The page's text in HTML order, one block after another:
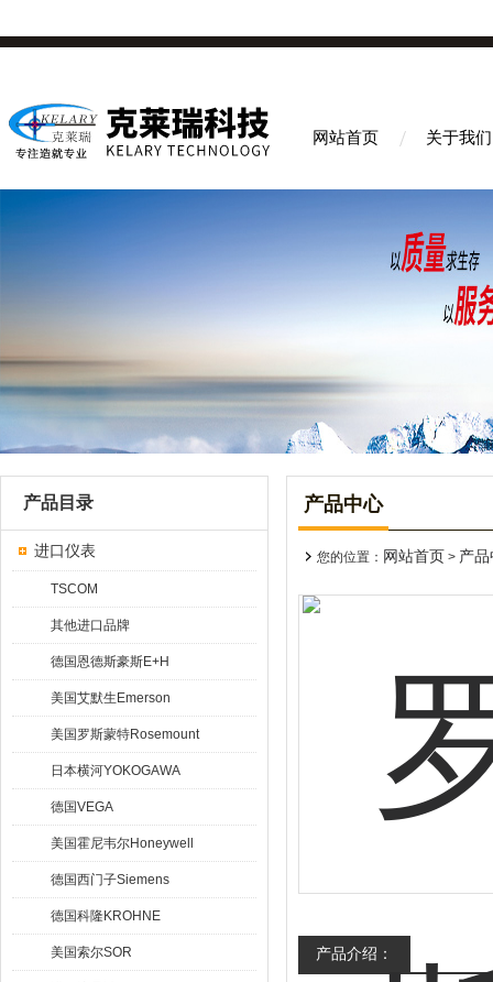
网站首页 关于我们
产品目录
进口仪表
TSCOM
其他进口品牌
德国恩德斯豪斯E+H
美国艾默生Emerson
美国罗斯蒙特Rosemount
日本横河YOKOGAWA
德国VEGA
美国霍尼韦尔Honeywell
德国西门子Siemens
德国科隆KROHNE
美国索尔SOR
产品中心
您的位置： 网站首页 > 产
产品介绍：